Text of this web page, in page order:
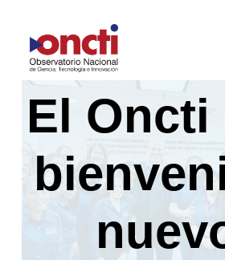
al
contenido
El Oncti